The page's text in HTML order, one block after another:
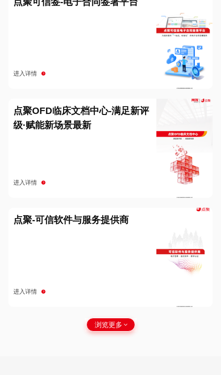
进入详情
点聚OFD临床文档中心-满足新评
级·赋能新场景最新
进入详情
点聚-可信软件与服务提供商
进入详情
浏览更多